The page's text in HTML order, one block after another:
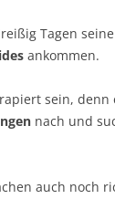
Tagen seine
ankommen.
sein, denn
nach und
auch noch